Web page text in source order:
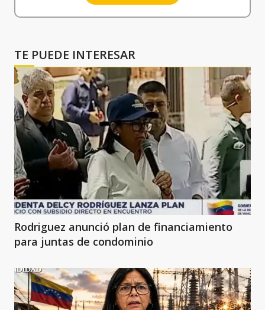
TE PUEDE INTERESAR
Rodriguez anunció plan de financiamiento
para juntas de condominio